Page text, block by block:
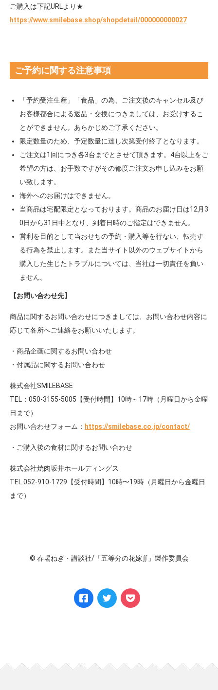
ご購入は下記URLより★
https://www.smilebase.shop/shopdetail/000000000027
ご予約に関する注意事項
「予約受注生産」「食品」の為、ご注文後のキャンセル及び
お客様都合による返品・交換につきましては、お受けするこ
とができません。あらかじめご了承ください。
限定数量のため、予定数量に達し次第受付終了となります。
ご注文は1回につき各3台までとさせて頂きます。4台以上をご
希望の方は、お手数ですがその都度ご注文お申し込みをお願
い致します。
海外へのお届けはできません。
当商品は宅配限定となっております。商品のお届け日は12月3
0日から31日中となり、到着日時のご指定はできません。
営利を目的として当おせちの予約・購入等を行ない、転売す
る行為を禁止します。また当サイト以外のウェブサイトから
購入した生じたトラブルについては、当社は一切責任を負い
ません。
【お問い合わせ先】
商品に関するお問い合わせにつきましては、お問い合わせ内容に
応じて各所へご連絡をお願いいたします。
・商品企画に関するお問い合わせ
・付属品に関するお問い合わせ
株式会社SMILEBASE
TEL：050-3155-5005【受付時間】10時～17時（月曜日から金曜
日まで）
お問い合わせフォーム： https://smilebase.co.jp/contact/
・ご購入後の食材に関するお問い合わせ
株式会社焼肉坂井ホールディングス
TEL 052-910-1729【受付時間】10時〜19時（月曜日から金曜日
まで）
© 春場ねぎ・講談社/「五等分の花嫁∬」製作委員会